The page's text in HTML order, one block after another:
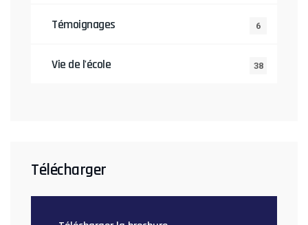
Témoignages 6
Vie de l'école 38
Télécharger